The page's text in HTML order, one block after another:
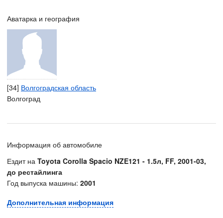
Аватарка и география
[34] Волгоградская область
Волгоград
Информация об автомобиле
Ездит на Toyota Corolla Spacio NZE121 - 1.5л, FF, 2001-03,
до рестайлинга
Год выпуска машины: 2001
Дополнительная информация